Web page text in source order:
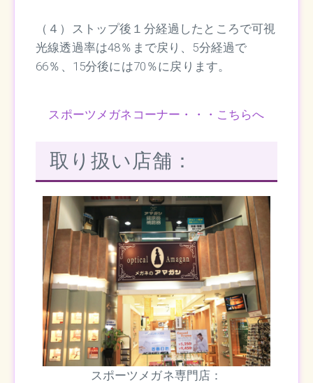
（４）ストップ後１分経過したところで可視
光線透過率は48％まで戻り、5分経過で
66％、15分後には70％に戻ります。
スポーツメガネコーナー・・・こちらへ
取り扱い店舗：
スポーツメガネ専門店：